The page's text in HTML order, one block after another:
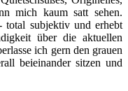
mich kaum satt sehen.
subjektiv und erhebt
über die aktuellen
ich gern den grauen
beieinander sitzen und